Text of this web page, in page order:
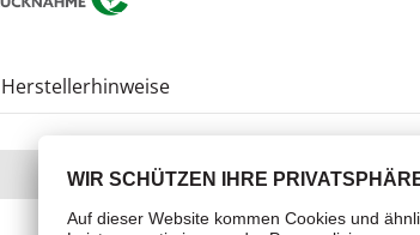
Herstellerhinweise